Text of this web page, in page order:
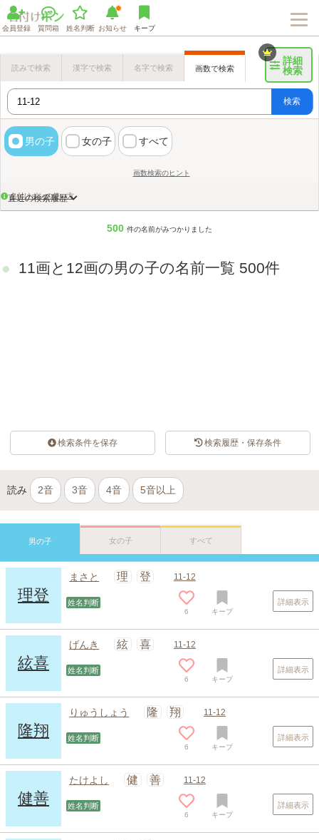
会員登録 質問箱 姓名判断 お知らせ キープ
詳細
検索
読みで検索 漢字で検索 名字で検索 画数で検索
検索
男の子 女の子 すべて
画数検索のヒント
名付けポンの使い方
直近の検索履歴
500 件の名前がみつかりました
11画と12画の男の子の名前一覧 500件
検索条件を保存 検索履歴・保存条件
読み 2音 3音 4音 5音以上
男の子 女の子 すべて
理登
まさと 理 登 11-12
姓名判断
6 キープ
詳細表示
絃喜
げんき 絃 喜 11-12
姓名判断
6 キープ
詳細表示
隆翔
りゅうしょう 隆 翔 11-12
姓名判断
6 キープ
詳細表示
健善
たけよし 健 善 11-12
姓名判断
6 キープ
詳細表示